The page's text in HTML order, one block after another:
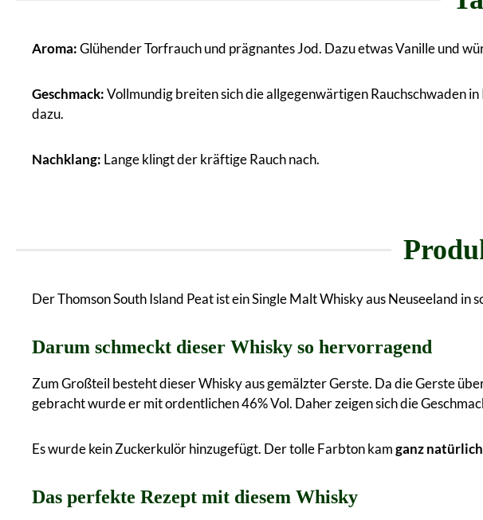
Aroma:Glühender Torfrauch und prägnantes Jod. Dazu etwas Vanille und
Geschmack:Vollmundig breiten sich die allgegenwärtigen Rauchschwaden
dazu.
Nachklang: Lange klingt der kräftige Rauch nach.
Der Thomson South Island Peat ist ein Single Malt Whisky aus Neuseeland in
Darum schmeckt dieser Whisky so hervorragend
Zum Großteil besteht dieser Whisky aus gemälzter Gerste. Da die Gerste
gebracht wurde er mit ordentlichen 46% Vol. Daher zeigen sich die
Es wurde kein Zuckerkulör hinzugefügt. Der tolle Farbton kamganz natürlich
Das perfekte Rezept mit diesem Whisky